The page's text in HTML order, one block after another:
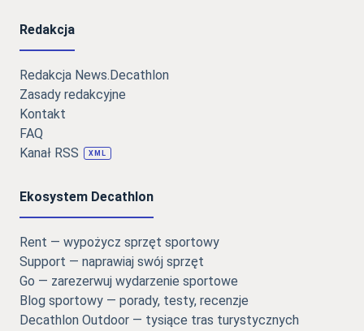
Redakcja
Redakcja News.Decathlon
Zasady redakcyjne
Kontakt
FAQ
Kanał RSS
XML
Ekosystem Decathlon
Rent — wypożycz sprzęt sportowy
Support — naprawiaj swój sprzęt
Go — zarezerwuj wydarzenie sportowe
Blog sportowy — porady, testy, recenzje
Decathlon Outdoor — tysiące tras turystycznych